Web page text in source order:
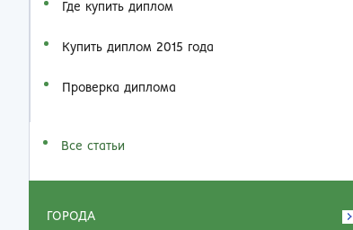
Где купить диплом
Купить диплом 2015 года
Проверка диплома
Все статьи
ГОРОДА